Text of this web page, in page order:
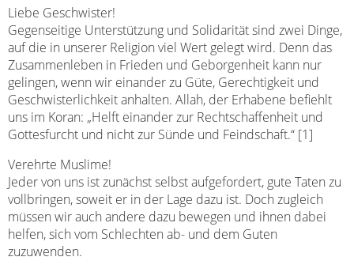
Liebe Geschwister!
Gegenseitige Unterstützung und Solidarität sind zwei Dinge,
auf die in unserer Religion viel Wert gelegt wird. Denn das
Zusammenleben in Frieden und Geborgenheit kann nur
gelingen, wenn wir einander zu Güte, Gerechtigkeit und
Geschwisterlichkeit anhalten. Allah, der Erhabene befiehlt
uns im Koran: „Helft einander zur Rechtschaffenheit und
Gottesfurcht und nicht zur Sünde und Feindschaft.“ [1]
Verehrte Muslime!
Jeder von uns ist zunächst selbst aufgefordert, gute Taten zu
vollbringen, soweit er in der Lage dazu ist. Doch zugleich
müssen wir auch andere dazu bewegen und ihnen dabei
helfen, sich vom Schlechten ab- und dem Guten
zuzuwenden.